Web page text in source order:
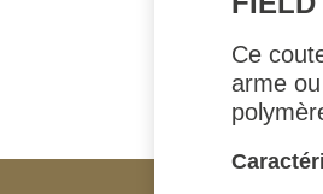
Ce
arme